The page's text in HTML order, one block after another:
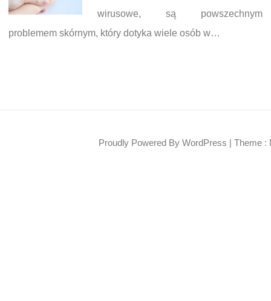
wirusowe, są powszechnym
problemem skórnym, który dotyka wiele osób w…
Proudly Powered By WordPress | Theme :